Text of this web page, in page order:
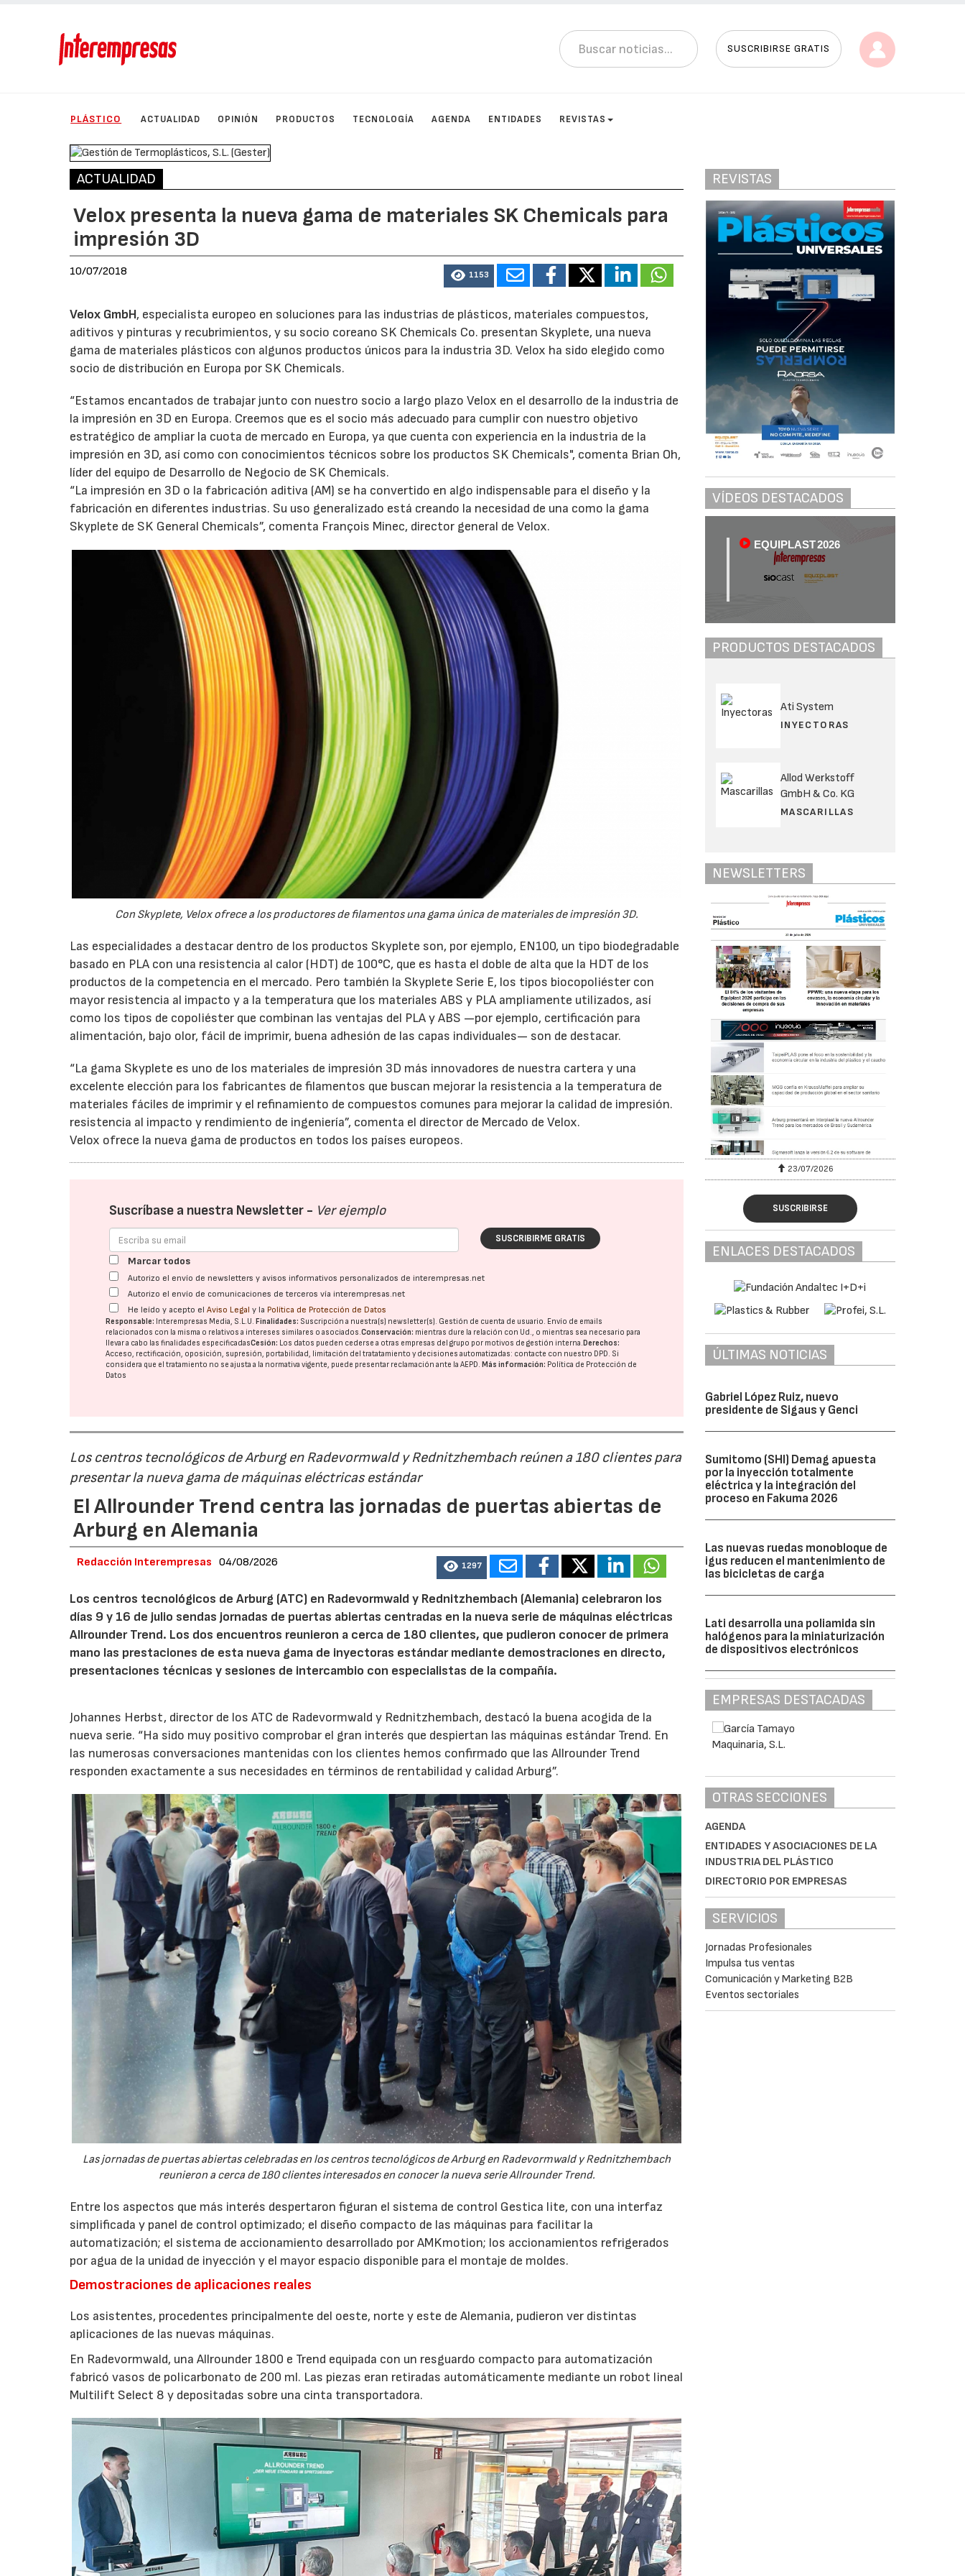
SUSCRIBIRSE GRATIS
PLÁSTICO ACTUALIDAD OPINIÓN PRODUCTOS TECNOLOGÍA AGENDA ENTIDADES REVISTAS
ACTUALIDAD
Velox presenta la nueva gama de materiales SK Chemicals para
impresión 3D
10/07/2018 1153
Velox GmbH, especialista europeo en soluciones para las industrias de plásticos, materiales compuestos,
aditivos y pinturas y recubrimientos, y su socio coreano SK Chemicals Co. presentan Skyplete, una nueva
gama de materiales plásticos con algunos productos únicos para la industria 3D. Velox ha sido elegido como
socio de distribución en Europa por SK Chemicals.
“Estamos encantados de trabajar junto con nuestro socio a largo plazo Velox en el desarrollo de la industria de
la impresión en 3D en Europa. Creemos que es el socio más adecuado para cumplir con nuestro objetivo
estratégico de ampliar la cuota de mercado en Europa, ya que cuenta con experiencia en la industria de la
impresión en 3D, así como con conocimientos técnicos sobre los productos SK Chemicals", comenta Brian Oh,
líder del equipo de Desarrollo de Negocio de SK Chemicals.
“La impresión en 3D o la fabricación aditiva (AM) se ha convertido en algo indispensable para el diseño y la
fabricación en diferentes industrias. Su uso generalizado está creando la necesidad de una como la gama
Skyplete de SK General Chemicals”, comenta François Minec, director general de Velox.
Con Skyplete, Velox ofrece a los productores de filamentos una gama única de materiales de impresión 3D.
Las especialidades a destacar dentro de los productos Skyplete son, por ejemplo, EN100, un tipo biodegradable
basado en PLA con una resistencia al calor (HDT) de 100°C, que es hasta el doble de alta que la HDT de los
productos de la competencia en el mercado. Pero también la Skyplete Serie E, los tipos biocopoliéster con
mayor resistencia al impacto y a la temperatura que los materiales ABS y PLA ampliamente utilizados, así
como los tipos de copoliéster que combinan las ventajas del PLA y ABS —por ejemplo, certificación para
alimentación, bajo olor, fácil de imprimir, buena adhesión de las capas individuales— son de destacar.
“La gama Skyplete es uno de los materiales de impresión 3D más innovadores de nuestra cartera y una
excelente elección para los fabricantes de filamentos que buscan mejorar la resistencia a la temperatura de
materiales fáciles de imprimir y el refinamiento de compuestos comunes para mejorar la calidad de impresión.
resistencia al impacto y rendimiento de ingeniería”, comenta el director de Mercado de Velox.
Velox ofrece la nueva gama de productos en todos los países europeos.
Suscríbase a nuestra Newsletter - Ver ejemplo
SUSCRIBIRME GRATIS
Marcar todos
Autorizo el envío de newsletters y avisos informativos personalizados de interempresas.net
Autorizo el envío de comunicaciones de terceros vía interempresas.net
He leído y acepto elAviso Legal y la Política de Protección de Datos
Responsable: Interempresas Media, S.L.U. Finalidades: Suscripción a nuestra(s) newsletter(s). Gestión de cuenta de usuario. Envío de emails
relacionados con la misma o relativos a intereses similares o asociados.Conservación: mientras dure la relación con Ud., o mientras sea necesario para
llevar a cabo las finalidades especificadasCesión: Los datos pueden cederse a otras empresas del grupo por motivos de gestión interna. Derechos:
Acceso, rectificación, oposición, supresión, portabilidad, limitación del tratatamiento y decisiones automatizadas: contacte con nuestro DPD. Si
considera que el tratamiento no se ajusta a la normativa vigente, puede presentar reclamación ante laAEPD. Más información: Política de Protección de
Datos
Los centros tecnológicos de Arburg en Radevormwald y Rednitzhembach reúnen a 180 clientes para
presentar la nueva gama de máquinas eléctricas estándar
El Allrounder Trend centra las jornadas de puertas abiertas de
Arburg en Alemania
Redacción Interempresas 04/08/2026 1297
Los centros tecnológicos de Arburg (ATC) en Radevormwald y Rednitzhembach (Alemania) celebraron los
días 9 y 16 de julio sendas jornadas de puertas abiertas centradas en la nueva serie de máquinas eléctricas
Allrounder Trend. Los dos encuentros reunieron a cerca de 180 clientes, que pudieron conocer de primera
mano las prestaciones de esta nueva gama de inyectoras estándar mediante demostraciones en directo,
presentaciones técnicas y sesiones de intercambio con especialistas de la compañía.
Johannes Herbst, director de los ATC de Radevormwald y Rednitzhembach, destacó la buena acogida de la
nueva serie. “Ha sido muy positivo comprobar el gran interés que despiertan las máquinas estándar Trend. En
las numerosas conversaciones mantenidas con los clientes hemos confirmado que las Allrounder Trend
responden exactamente a sus necesidades en términos de rentabilidad y calidad Arburg”.
Las jornadas de puertas abiertas celebradas en los centros tecnológicos de Arburg en Radevormwald y Rednitzhembach
reunieron a cerca de 180 clientes interesados en conocer la nueva serie Allrounder Trend.
Entre los aspectos que más interés despertaron figuran el sistema de control Gestica lite, con una interfaz
simplificada y panel de control optimizado; el diseño compacto de las máquinas para facilitar la
automatización; el sistema de accionamiento desarrollado por AMKmotion; los accionamientos refrigerados
por agua de la unidad de inyección y el mayor espacio disponible para el montaje de moldes.
Demostraciones de aplicaciones reales
Los asistentes, procedentes principalmente del oeste, norte y este de Alemania, pudieron ver distintas
aplicaciones de las nuevas máquinas.
En Radevormwald, una Allrounder 1800 e Trend equipada con un resguardo compacto para automatización
fabricó vasos de policarbonato de 200 ml. Las piezas eran retiradas automáticamente mediante un robot lineal
Multilift Select 8 y depositadas sobre una cinta transportadora.
REVISTAS
VÍDEOS DESTACADOS
EQUIPLAST 2026
PRODUCTOS DESTACADOS
Ati System
INYECTORAS
Allod Werkstoff
GmbH & Co. KG
MASCARILLAS
NEWSLETTERS
23/07/2026
SUSCRIBIRSE
ENLACES DESTACADOS
ÚLTIMAS NOTICIAS
Gabriel López Ruiz, nuevo
presidente de Sigaus y Genci
Sumitomo (SHI) Demag apuesta
por la inyección totalmente
eléctrica y la integración del
proceso en Fakuma 2026
Las nuevas ruedas monobloque de
igus reducen el mantenimiento de
las bicicletas de carga
Lati desarrolla una poliamida sin
halógenos para la miniaturización
de dispositivos electrónicos
EMPRESAS DESTACADAS
OTRAS SECCIONES
AGENDA
ENTIDADES Y ASOCIACIONES DE LA
INDUSTRIA DEL PLÁSTICO
DIRECTORIO POR EMPRESAS
SERVICIOS
Jornadas Profesionales
Impulsa tus ventas
Comunicación y Marketing B2B
Eventos sectoriales